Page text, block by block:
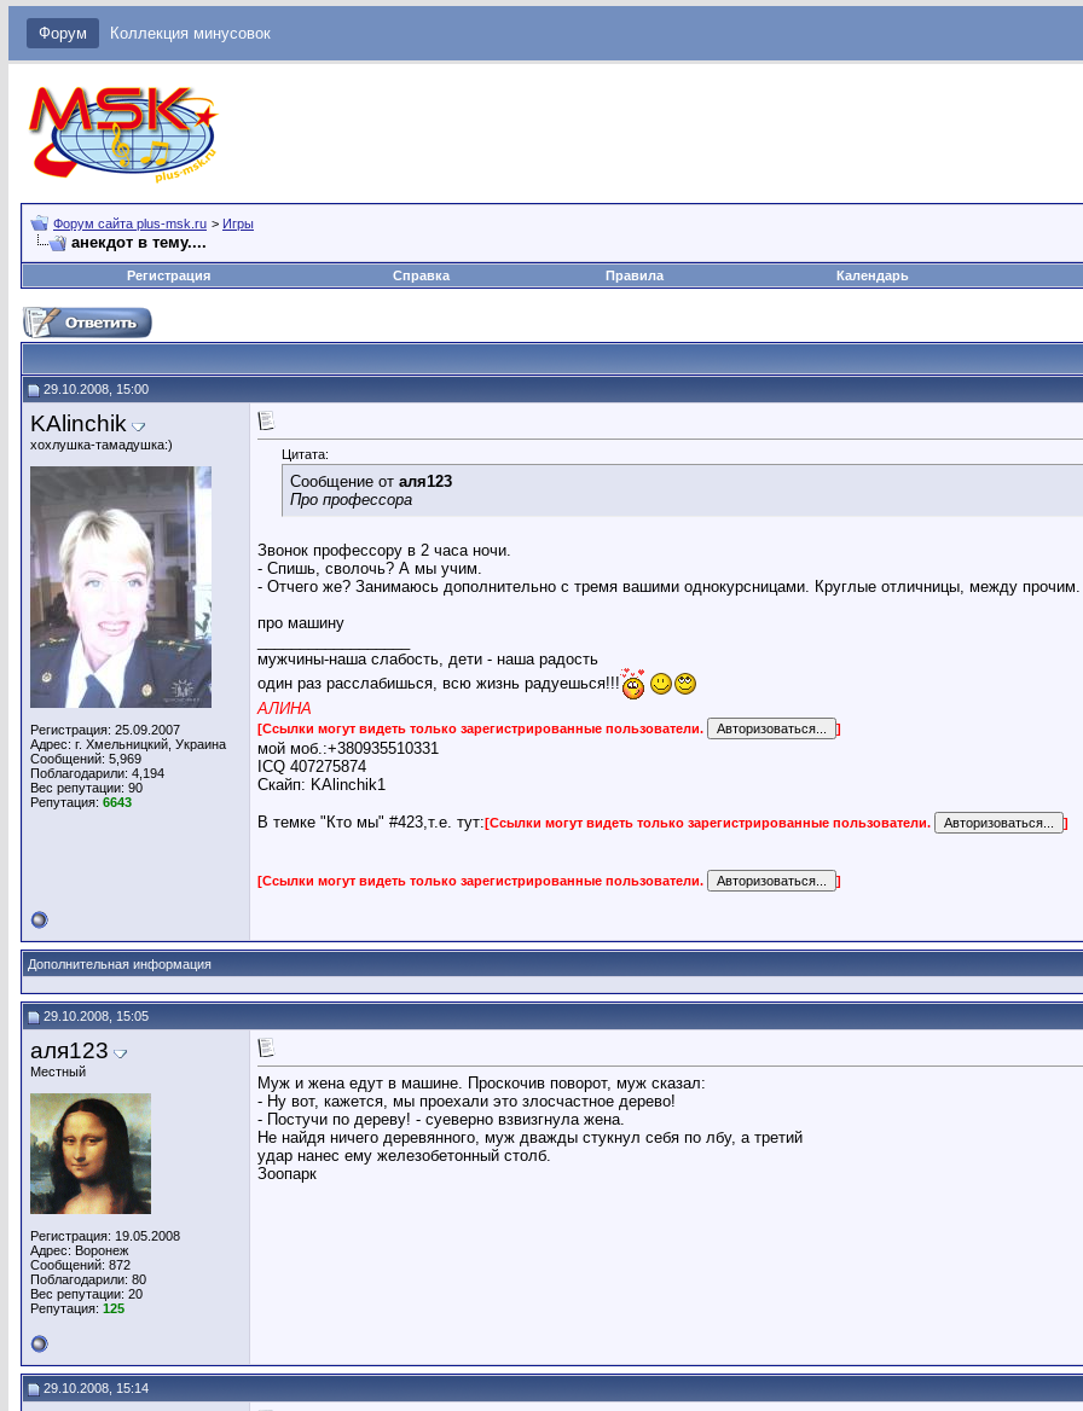
Форум Коллекция минусовок
Форум сайта plus-msk.ru > Игры
анекдот в тему....
Регистрация Справка Правила Календарь
29.10.2008, 15:00
KAlinchik
хохлушка-тамадушка:)
Регистрация: 25.09.2007
Адрес: г. Хмельницкий, Украина
Сообщений: 5,969
Поблагодарили: 4,194
Вес репутации: 90
Репутация: 6643
Цитата:
Сообщение от аля123
Про профессора
Звонок профессору в 2 часа ночи.
- Спишь, сволочь? А мы учим.
- Отчего же? Занимаюсь дополнительно с тремя вашими однокурсницами. Круглые отличницы, между
про машину
мужчины-наша слабость, дети - наша радость
один раз расслабишься, всю жизнь радуешься!!!
АЛИНА
[Ссылки могут видеть только зарегистрированные пользователи. ]
мой моб.:+380935510331
ICQ 407275874
Скайп: KAlinchik1
В темке "Кто мы" #423,т.е. тут: [Ссылки могут видеть только зарегистрированные пользователи. ]
[Ссылки могут видеть только зарегистрированные пользователи. ]
Дополнительная информация
29.10.2008, 15:05
аля123
Местный
Регистрация: 19.05.2008
Адрес: Воронеж
Сообщений: 872
Поблагодарили: 80
Вес репутации: 20
Репутация: 125
Муж и жена едут в машине. Проскочив поворот, муж сказал:
- Ну вот, кажется, мы проехали это злосчастное дерево!
- Постучи по дереву! - суеверно взвизгнула жена.
Не найдя ничего деревянного, муж дважды стукнул себя по лбу, а третий
удар нанес ему железобетонный столб.
Зоопарк
29.10.2008, 15:14